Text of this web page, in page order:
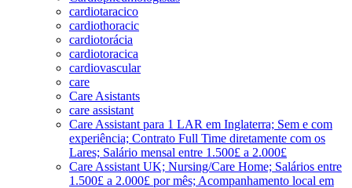
cardiotaracico
cardiothoracic
cardiotorácia
cardiotoracica
cardiovascular
care
Care Asistants
care assistant
Care Assistant para 1 LAR em Inglaterra; Sem e com
experiência; Contrato Full Time diretamente com os
Lares; Salário mensal entre 1.500£ a 2.000£
Care Assistant UK; Nursing/Care Home; Salários entre
1.500£ a 2.000£ por mês; Acompanhamento local em